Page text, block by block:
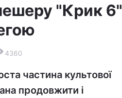
"Крик 6"
4360
частина культової
продовжити і